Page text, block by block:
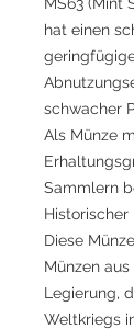
hat einen
schwacher
Als Münze
Sammlern
Historischer
Diese
Münzen
Legierung,
Weltkriegs